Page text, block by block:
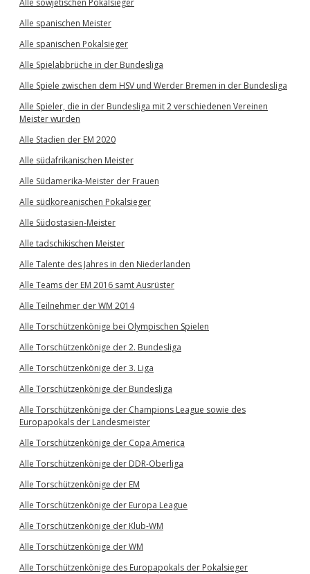
Alle sowjetischen Pokalsieger
Alle spanischen Meister
Alle spanischen Pokalsieger
Alle Spielabbrüche in der Bundesliga
Alle Spiele zwischen dem HSV und Werder Bremen in der Bundesliga
Alle Spieler, die in der Bundesliga mit 2 verschiedenen Vereinen
Meister wurden
Alle Stadien der EM 2020
Alle südafrikanischen Meister
Alle Südamerika-Meister der Frauen
Alle südkoreanischen Pokalsieger
Alle Südostasien-Meister
Alle tadschikischen Meister
Alle Talente des Jahres in den Niederlanden
Alle Teams der EM 2016 samt Ausrüster
Alle Teilnehmer der WM 2014
Alle Torschützenkönige bei Olympischen Spielen
Alle Torschützenkönige der 2. Bundesliga
Alle Torschützenkönige der 3. Liga
Alle Torschützenkönige der Bundesliga
Alle Torschützenkönige der Champions League sowie des
Europapokals der Landesmeister
Alle Torschützenkönige der Copa America
Alle Torschützenkönige der DDR-Oberliga
Alle Torschützenkönige der EM
Alle Torschützenkönige der Europa League
Alle Torschützenkönige der Klub-WM
Alle Torschützenkönige der WM
Alle Torschützenkönige des Europapokals der Pokalsieger